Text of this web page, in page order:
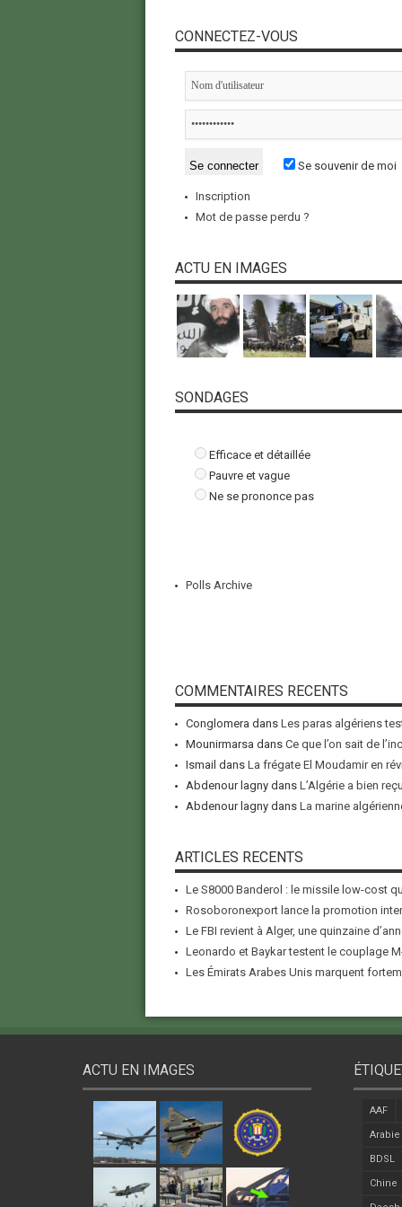
CONNECTEZ-VOUS
Se souvenir de moi
Inscription
Mot de passe perdu ?
ACTU EN IMAGES
SONDAGES
Efficace et détaillée
Pauvre et vague
Ne se prononce pas
Polls Archive
COMMENTAIRES RECENTS
Conglomera dans Les paras algériens
Mounirmarsa dans Ce que l’on sait de
Ismail dans La frégate El Moudamir en
Abdenour lagnydans L’Algérie a bien
Abdenour lagnydans La marine
ARTICLES RECENTS
Le S8000 Banderol : le missile low-cost
Rosoboronexport lance la promotion
Le FBI revient à Alger, une quinzaine
Leonardo et Baykar testent le couplage M-
Les Émirats Arabes Unis marquent
ACTU EN IMAGES
AAF
BDSL
Chine